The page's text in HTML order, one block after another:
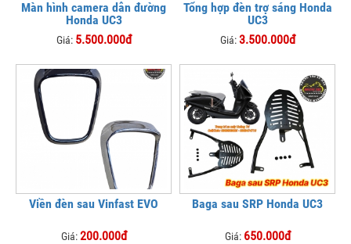
Màn hình camera dẫn đường
Honda UC3
Giá: 5.500.000đ
Tổng hợp đèn trợ sáng Honda
UC3
Giá:3.500.000đ
Viền đèn sau Vinfast EVO
Giá:200.000đ
Baga sau SRP Honda UC3
Giá: 650.000đ